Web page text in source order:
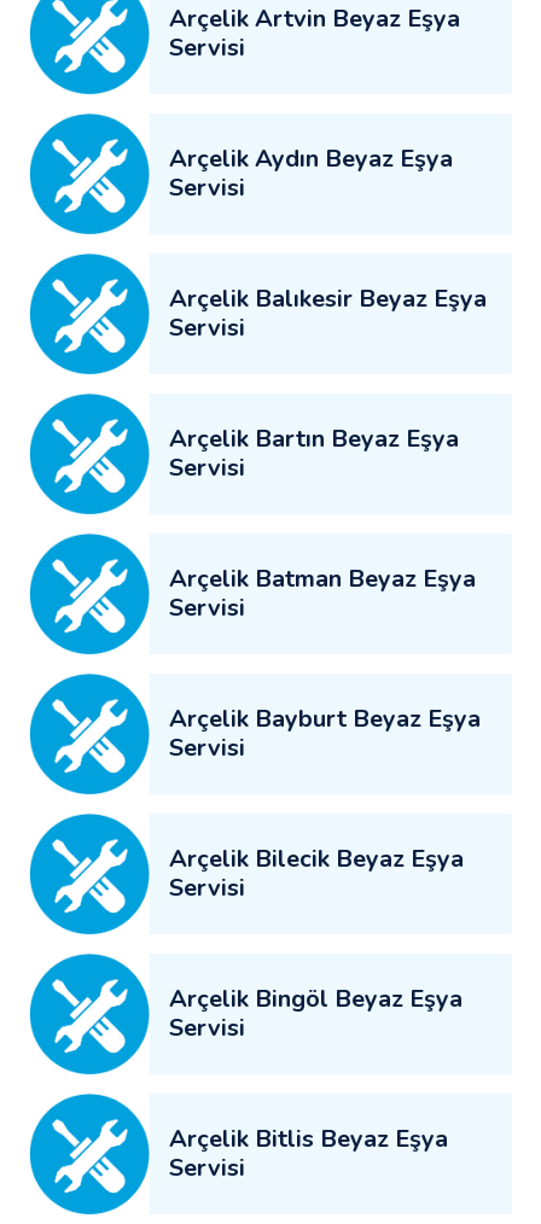
Arçelik Artvin Beyaz Eşya
Servisi
Arçelik Aydın Beyaz Eşya
Servisi
Arçelik Balıkesir Beyaz Eşya
Servisi
Arçelik Bartın Beyaz Eşya
Servisi
Arçelik Batman Beyaz Eşya
Servisi
Arçelik Bayburt Beyaz Eşya
Servisi
Arçelik Bilecik Beyaz Eşya
Servisi
Arçelik Bingöl Beyaz Eşya
Servisi
Arçelik Bitlis Beyaz Eşya
Servisi